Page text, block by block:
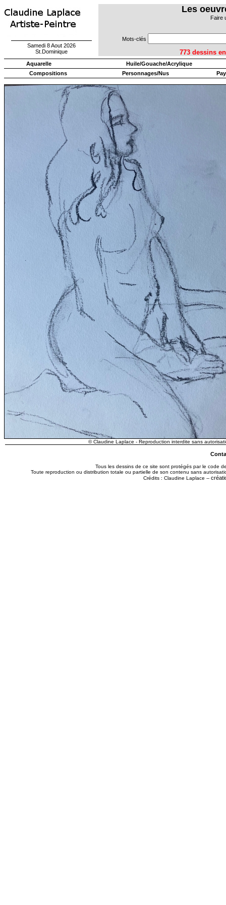
Les
Faire
Mots-clés
773
Samedi 8 Aout 2026
St.Dominique
Aquarelle
Huile/Gouache/Acrylique
Compositions
Personnages/Nus
© Claudine Laplace - Reproduction interdite sans
Tous les dessins de ce site sont protégés par le code
Toute reproduction ou distribution totale ou partielle de son contenu sans
Crédits : Claudine Laplace --